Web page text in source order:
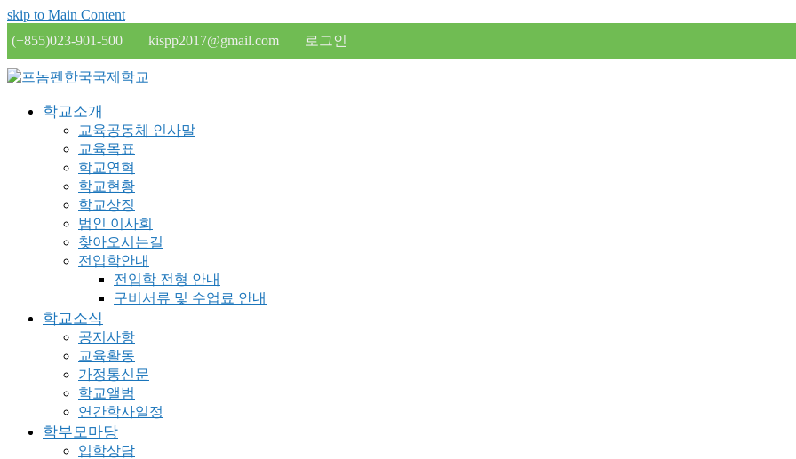
skip to Main Content
(+855)023-901-500
kispp2017@gmail.com 로그인
학교소개
교육공동체 인사말
교육목표
학교연혁
학교현황
학교상징
법인 이사회
찾아오시는길
전입학안내
전입학 전형 안내
구비서류 및 수업료 안내
학교소식
공지사항
교육활동
가정통신문
학교앨범
연간학사일정
학부모마당
입학상담